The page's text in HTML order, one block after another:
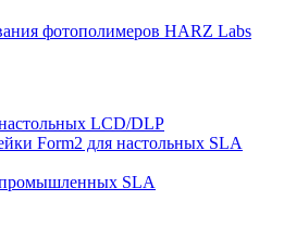
фотополимеров HARZ Labs
LCD/DLP
Form2 для настольных SLA
SLA